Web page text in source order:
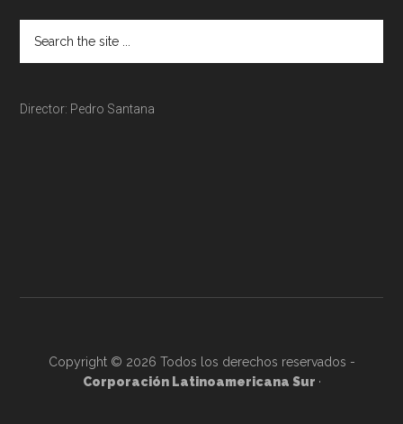
Director: Pedro Santana
Copyright © 2026 Todos los derechos reservados -
Corporación Latinoamericana Sur ·